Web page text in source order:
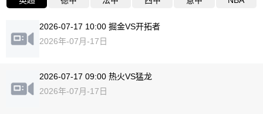
2026-07-17 10:00 掘金VS开拓者
2026年-07月-17日
2026-07-17 09:00 热火VS猛龙
2026年-07月-17日